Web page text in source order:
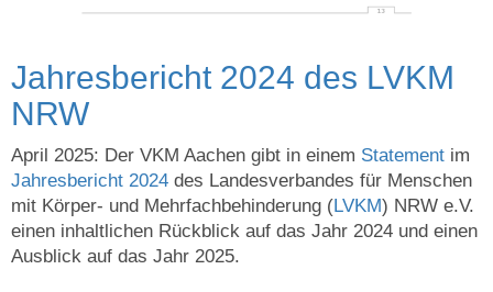
Jahresbericht 2024 des LVKM
NRW
April 2025: Der VKM Aachen gibt in einem Statement im
Jahresbericht 2024 des Landesverbandes für Menschen
mit Körper- und Mehrfachbehinderung (LVKM) NRW e.V.
einen inhaltlichen Rückblick auf das Jahr 2024 und einen
Ausblick auf das Jahr 2025.